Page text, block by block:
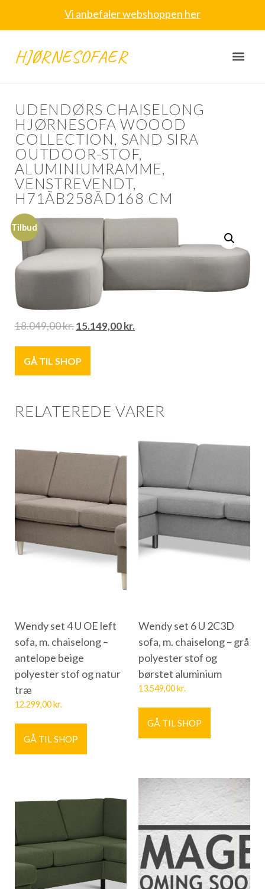
Vi anbefaler webshoppen her
HJØRNESOFAER
UDENDØRS CHAISELONG
HJØRNESOFA WOOOD
COLLECTION, SAND SIRA
OUTDOOR-STOF,
ALUMINIUMRAMME,
VENSTREVENDT,
H71ÃB258ÃD168 CM
Tilbud
18.049,00kr.15.149,00kr.
GÅ TIL SHOP
RELATEREDE VARER
Wendy set 4 U OE left
sofa, m. chaiselong –
antelope beige
polyester stof og natur
træ
12.299,00kr.
GÅ TIL SHOP
Wendy set 6 U 2C3D
sofa, m. chaiselong – grå
polyester stof og
børstet aluminium
13.549,00kr.
GÅ TIL SHOP